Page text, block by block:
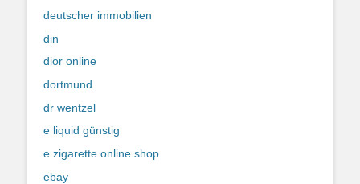
deutscher immobilien
din
dior online
dortmund
dr wentzel
e liquid günstig
e zigarette online shop
ebay